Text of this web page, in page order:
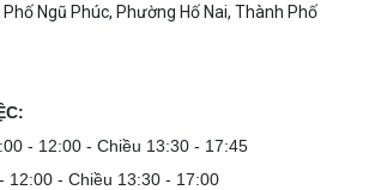
Phố Ngũ Phúc, Phường Hố Nai, Thành Phố
- 12:00 - Chiều 13:30 - 17:45
12:00 - Chiều 13:30 - 17:00